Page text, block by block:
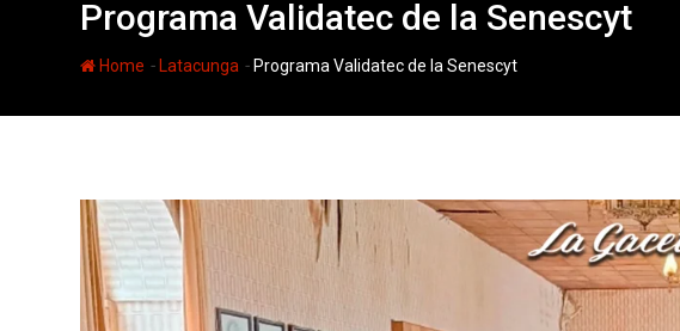
Programa Validatec de la Senescyt
Home - Latacunga - Programa Validatec de la Senescyt